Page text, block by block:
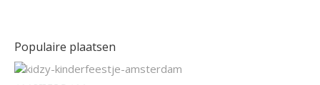
Populaire plaatsen